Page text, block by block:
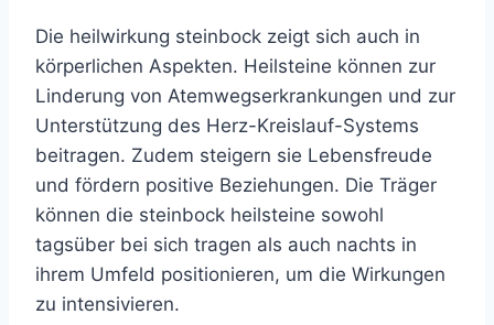
Die heilwirkung steinbock zeigt sich auch in
körperlichen Aspekten. Heilsteine können zur
Linderung von Atemwegserkrankungen und zur
Unterstützung des Herz-Kreislauf-Systems
beitragen. Zudem steigern sie Lebensfreude
und fördern positive Beziehungen. Die Träger
können die steinbock heilsteine sowohl
tagsüber bei sich tragen als auch nachts in
ihrem Umfeld positionieren, um die Wirkungen
zu intensivieren.